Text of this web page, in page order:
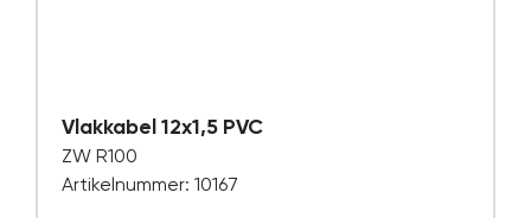
Vlakkabel 12x1,5 PVC
ZW R100
Artikelnummer: 10167